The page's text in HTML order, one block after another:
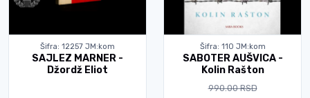
Šifra: 12257 JM:kom
SAJLEZ MARNER -
Džordž Eliot
Šifra: 110 JM:kom
SABOTER AUŠVICA -
Kolin Rašton
990.00 RSD